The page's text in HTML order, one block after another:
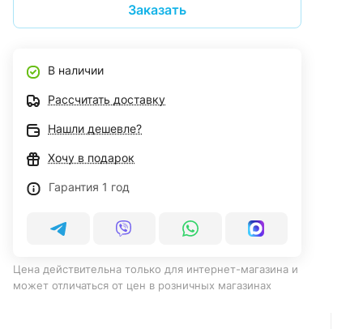
Заказать
В наличии
Рассчитать доставку
Нашли дешевле?
Хочу в подарок
Гарантия 1 год
Цена действительна только для интернет-магазина и
может отличаться от цен в розничных магазинах